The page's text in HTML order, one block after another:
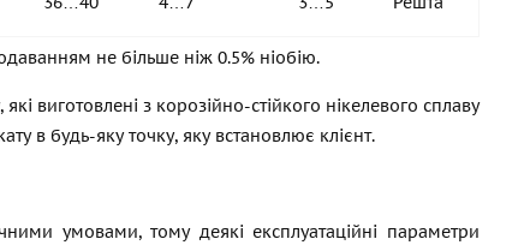
не більше ніж 0.5% ніобію.
виготовлені з корозійно-стійкого нікелевого сплаву
в будь-яку точку, яку встановлює клієнт.
умовами, тому деякі експлуатаційні параметри